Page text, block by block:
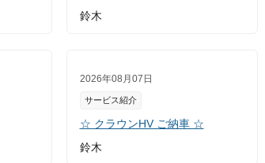
鈴木
2026年08月07日
サービス紹介
☆ クラウンHV ご納車 ☆
鈴木